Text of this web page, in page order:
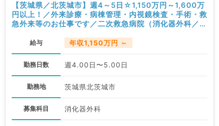
【茨城県／北茨城市】週4～5日☆1,150万円～1,600万
円以上！／外来診療・病棟管理・内視鏡検査・手術・救
急外来等のお仕事です／二次救急病院（消化器外科／常
給与 年収1,150万円 ～
勤務日数 週4.00日〜5.00日
勤務地 茨城県北茨城市
募集科目 消化器外科